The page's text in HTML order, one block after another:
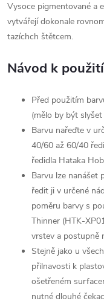
Vysoce pigmentované a
vytvářejí dokonale
tazíchch štětcem.
Návod k
Před použitím
(mělo by být
Barvu nařeďte v
40/60 až 60/40
ředidla Hataka
Barvu lze nanášet
ředit ji v určené
poměru barvy s
Thinner (HTK-
vrstev a postupně
Stejně jako u
přilnavosti k
ošetřeném
nutné dlouhé